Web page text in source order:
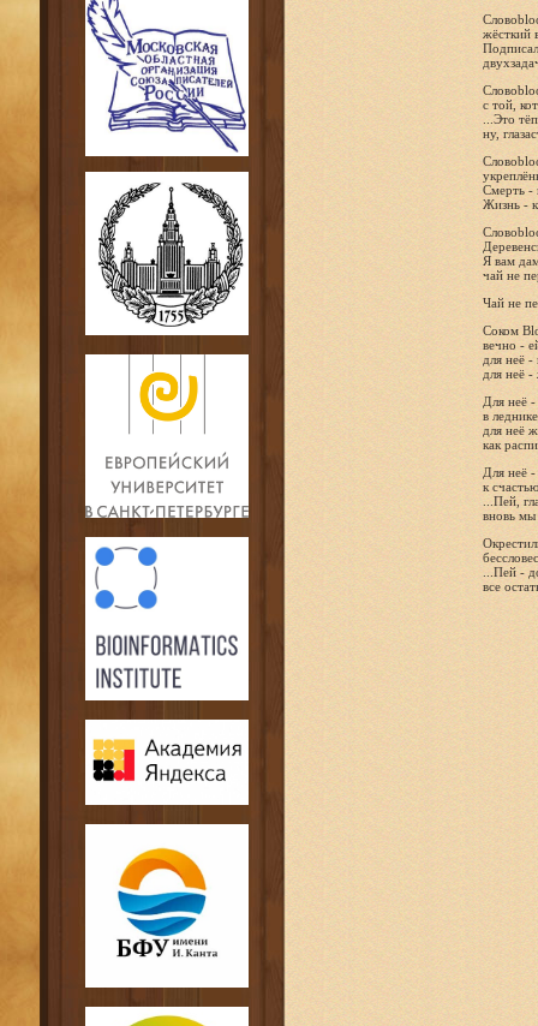
жёсткий
с той,
...Это
ну,
Смерть -
Жизнь -
Я вам
чай не
Чай не
Соком
вечно -
для неё -
для неё
Для неё
в
для неё
как
Для неё
к
...Пей,
вновь
...Пей -
все